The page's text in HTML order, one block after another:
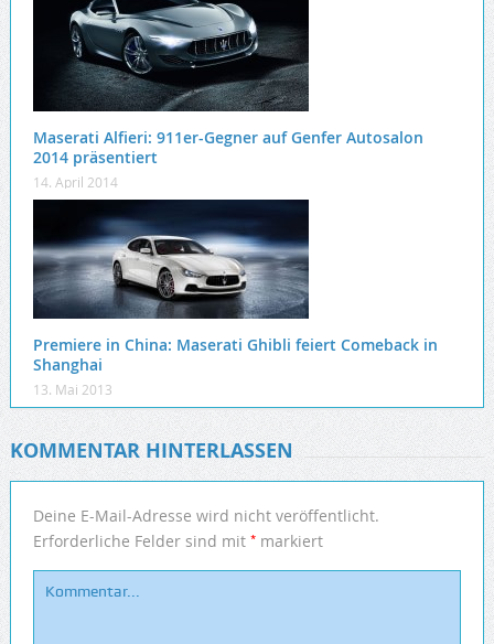
Maserati Alfieri: 911er-Gegner auf Genfer Autosalon
2014 präsentiert
14. April 2014
Premiere in China: Maserati Ghibli feiert Comeback in
Shanghai
13. Mai 2013
KOMMENTAR HINTERLASSEN
Deine E-Mail-Adresse wird nicht veröffentlicht.
Erforderliche Felder sind mit *markiert